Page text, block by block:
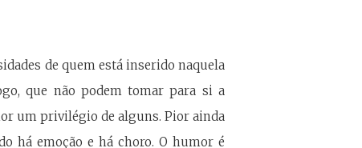
de quem está inserido naquela
que não podem tomar para si a
um privilégio de alguns. Pior ainda
há emoção e há choro. O humor é